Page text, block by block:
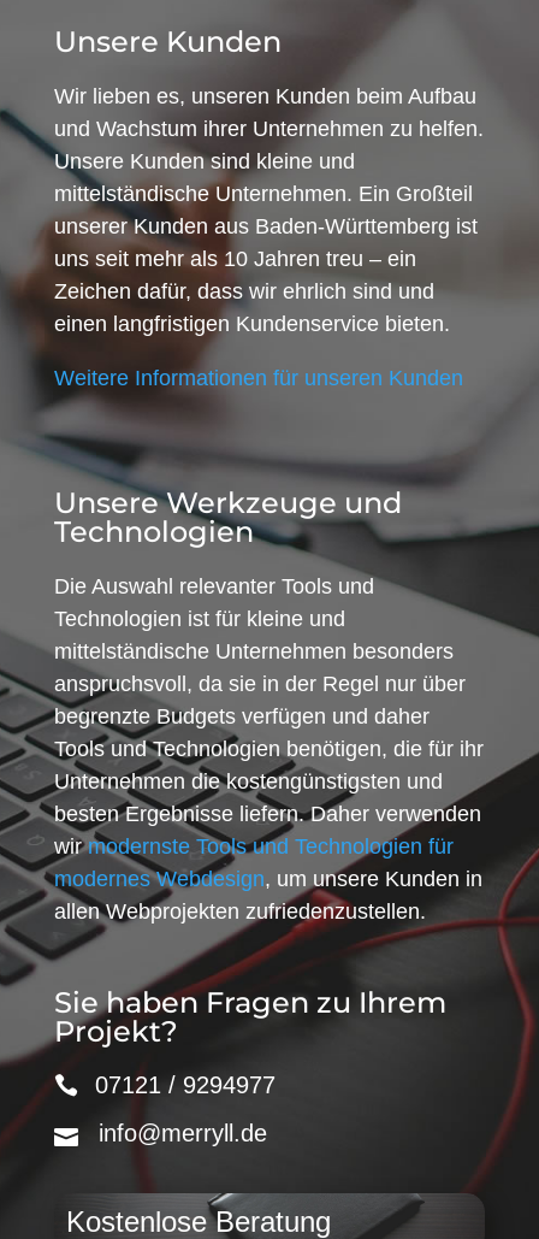
Unsere Kunden
Wir lieben es, unseren Kunden beim Aufbau
und Wachstum ihrer Unternehmen zu helfen.
Unsere Kunden sind kleine und
mittelständische Unternehmen. Ein Großteil
unserer Kunden aus Baden-Württemberg ist
uns seit mehr als 10 Jahren treu – ein
Zeichen dafür, dass wir ehrlich sind und
einen langfristigen Kundenservice bieten.
Weitere Informationen für unseren Kunden
Unsere Werkzeuge und
Technologien
Die Auswahl relevanter Tools und
Technologien ist für kleine und
mittelständische Unternehmen besonders
anspruchsvoll, da sie in der Regel nur über
begrenzte Budgets verfügen und daher
Tools und Technologien benötigen, die für ihr
Unternehmen die kostengünstigsten und
besten Ergebnisse liefern. Daher verwenden
wirmodernste Tools und Technologien für
modernes Webdesign, um unsere Kunden in
allen Webprojekten zufriedenzustellen.
Sie haben Fragen zu Ihrem
Projekt?
07121 / 9294977
info@merryll.de
Kostenlose Beratung